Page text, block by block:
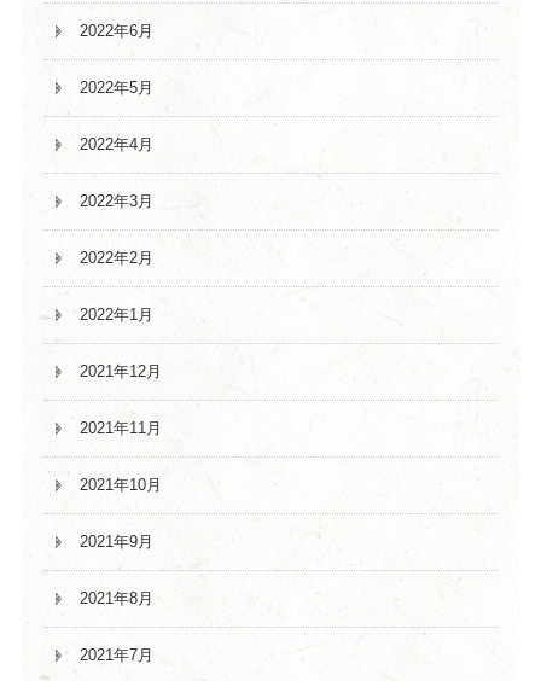
2022年6月
2022年5月
2022年4月
2022年3月
2022年2月
2022年1月
2021年12月
2021年11月
2021年10月
2021年9月
2021年8月
2021年7月